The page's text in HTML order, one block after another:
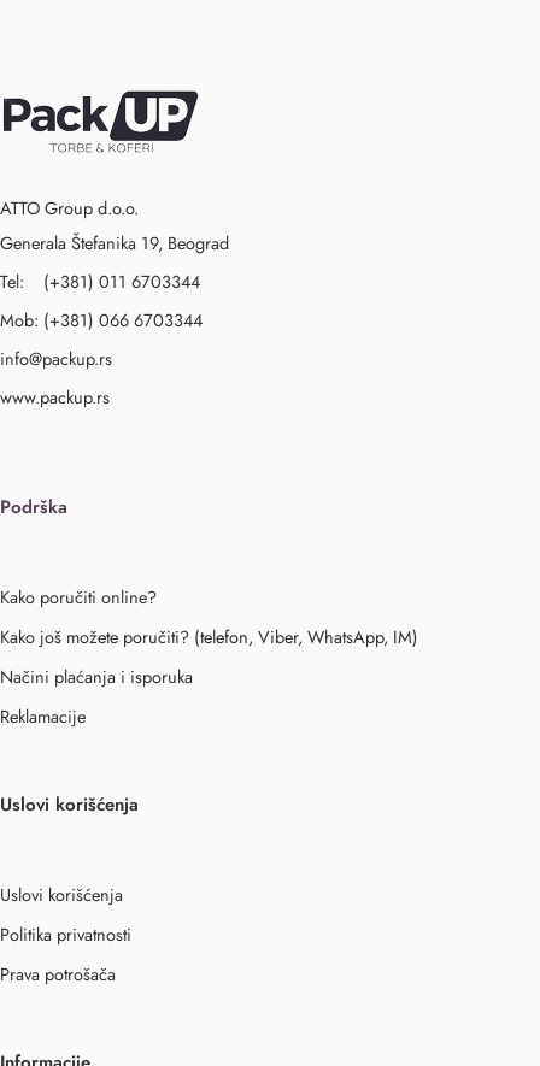
ATTO Group d.o.o.
Generala Štefanika 19, Beograd
Tel: (+381) 011 6703344
Mob: (+381) 066 6703344
info@packup.rs
www.packup.rs
Podrška
Kako poručiti online?
Kako još možete poručiti? (telefon, Viber, WhatsApp, IM)
Načini plaćanja i isporuka
Reklamacije
Uslovi korišćenja
Uslovi korišćenja
Politika privatnosti
Prava potrošača